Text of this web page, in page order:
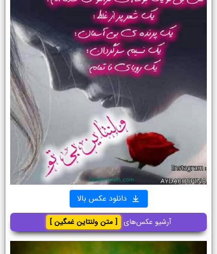
دانلود عکس بالا
آرشیو عکس‌های [ متن ولنتاین غمگین ]